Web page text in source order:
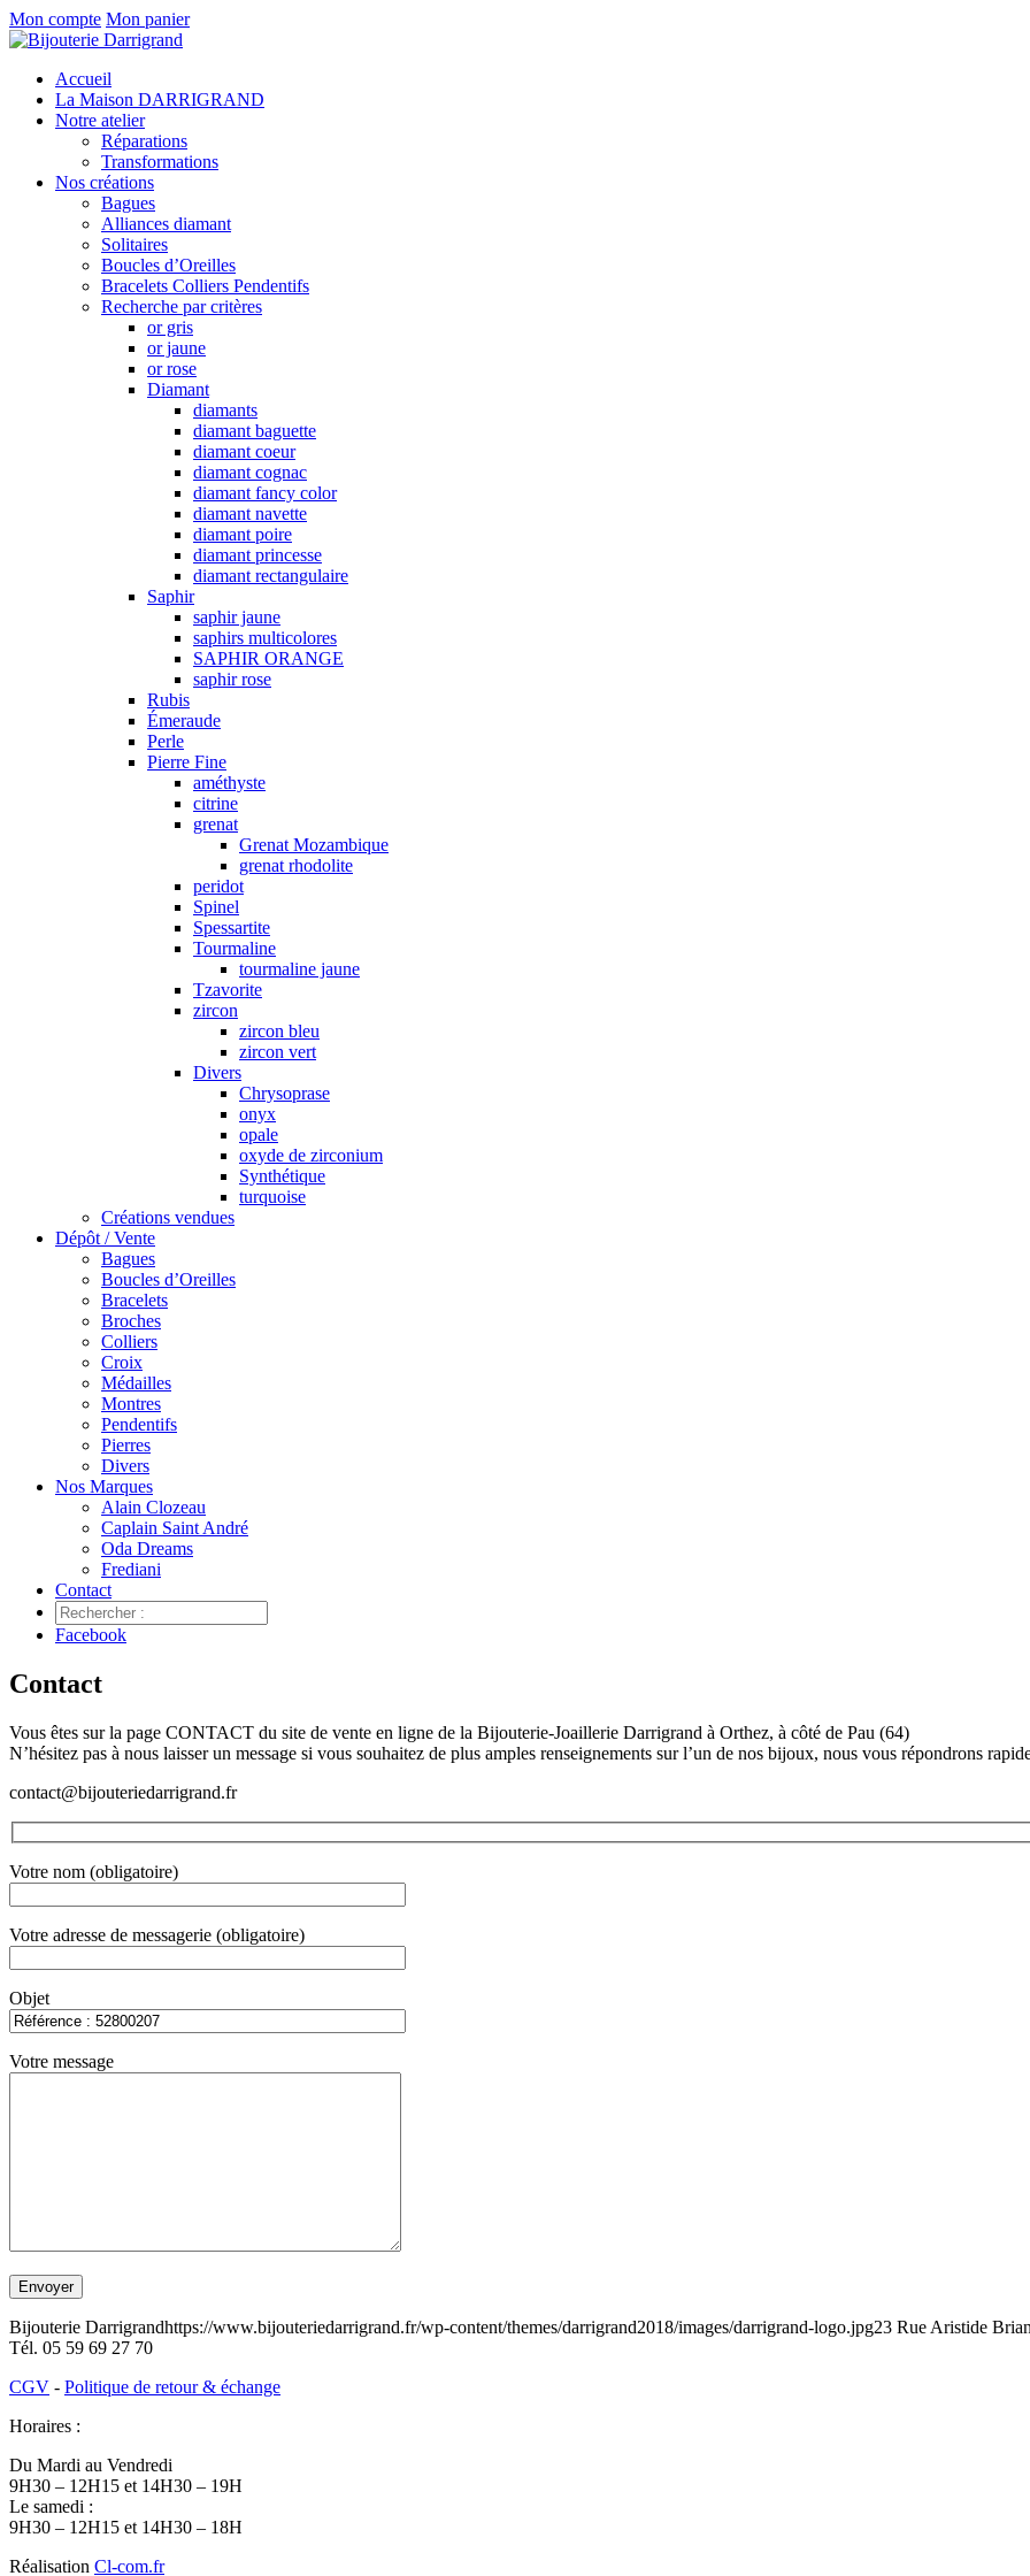
Mon compte Mon panier
Accueil
La Maison DARRIGRAND
Notre atelier
Réparations
Transformations
Nos créations
Bagues
Alliances diamant
Solitaires
Boucles d’Oreilles
Bracelets Colliers Pendentifs
Recherche par critères
or gris
or jaune
or rose
Diamant
diamants
diamant baguette
diamant coeur
diamant cognac
diamant fancy color
diamant navette
diamant poire
diamant princesse
diamant rectangulaire
Saphir
saphir jaune
saphirs multicolores
SAPHIR ORANGE
saphir rose
Rubis
Émeraude
Perle
Pierre Fine
améthyste
citrine
grenat
Grenat Mozambique
grenat rhodolite
peridot
Spinel
Spessartite
Tourmaline
tourmaline jaune
Tzavorite
zircon
zircon bleu
zircon vert
Divers
Chrysoprase
onyx
opale
oxyde de zirconium
Synthétique
turquoise
Créations vendues
Dépôt / Vente
Bagues
Boucles d’Oreilles
Bracelets
Broches
Colliers
Croix
Médailles
Montres
Pendentifs
Pierres
Divers
Nos Marques
Alain Clozeau
Caplain Saint André
Oda Dreams
Frediani
Contact
Facebook
Contact
Vous êtes sur la page CONTACT du site de vente en ligne de la Bijouterie-Joaillerie Darrigrand à Orthez, à côté de Pau (64)
N’hésitez pas à nous laisser un message si vous souhaitez de plus amples renseignements sur l’un de nos bijoux, nous vous répondrons
contact@bijouteriedarrigrand.fr
Votre nom (obligatoire)
Votre adresse de messagerie (obligatoire)
Objet
Votre message
Bijouterie Darrigrandhttps://www.bijouteriedarrigrand.fr/wp-content/themes/darrigrand2018/images/darrigrand-logo.jpg23 Rue Aristide
Tél. 05 59 69 27 70
CGV - Politique de retour & échange
Horaires :
Du Mardi au Vendredi
9H30 – 12H15 et 14H30 – 19H
Le samedi :
9H30 – 12H15 et 14H30 – 18H
Réalisation Cl-com.fr